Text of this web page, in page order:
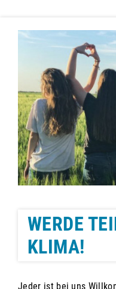
WERDE
KLIMA!
Jeder ist bei uns